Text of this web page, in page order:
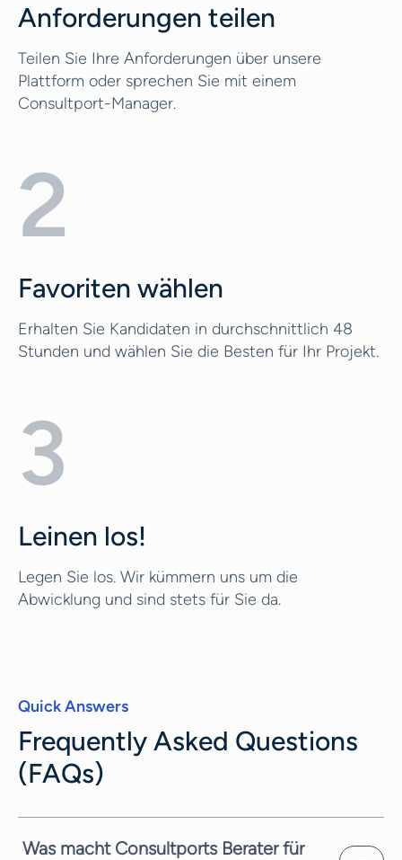
Anforderungen teilen
Teilen Sie Ihre Anforderungen über unsere
Plattform oder sprechen Sie mit einem
Consultport-Manager.
2
Favoriten wählen
Erhalten Sie Kandidaten in durchschnittlich 48
Stunden und wählen Sie die Besten für Ihr Projekt.
3
Leinen los!
Legen Sie los. Wir kümmern uns um die
Abwicklung und sind stets für Sie da.
Quick Answers
Frequently Asked Questions
(FAQs)
Was macht Consultports Berater für